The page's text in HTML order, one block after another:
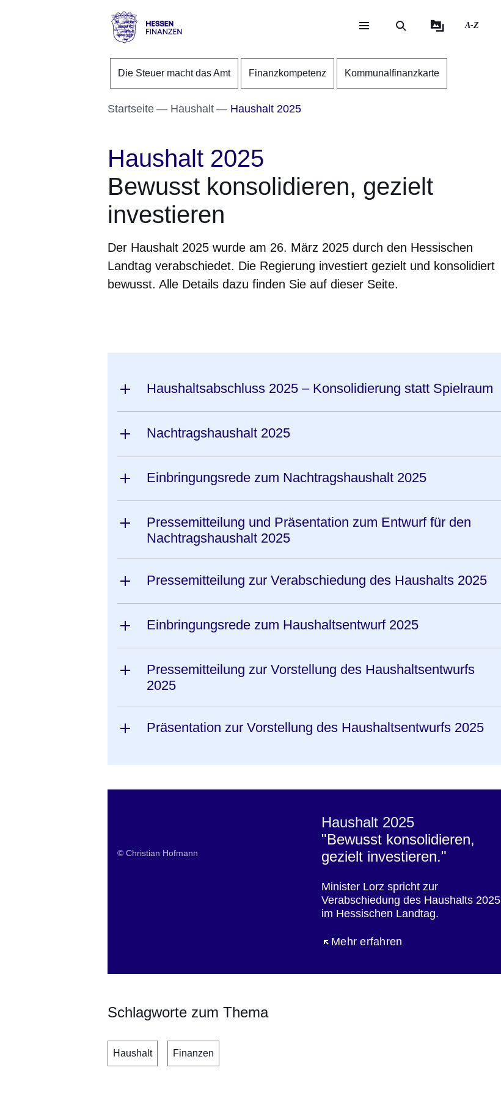
Direkt zum Kopf der Seite
Direkt zum Inhalt
Direkt zum Fuß der Seite
Finanzen
A-Z
Die Steuer macht das Amt Finanzkompetenz Kommunalfinanzkarte
Startseite Haushalt Haushalt 2025
Haushalt 2025
Bewusst konsolidieren, gezielt
investieren
Der Haushalt 2025 wurde am 26. März 2025 durch den Hessischen
Landtag verabschiedet. Die Regierung investiert gezielt und konsolidiert
bewusst. Alle Details dazu finden Sie auf dieser Seite.
Haushaltsabschluss 2025 – Konsolidierung statt Spielraum
Nachtragshaushalt 2025
Einbringungsrede zum Nachtragshaushalt 2025
Pressemitteilung und Präsentation zum Entwurf für den
Nachtragshaushalt 2025
Pressemitteilung zur Verabschiedung des Haushalts 2025
Einbringungsrede zum Haushaltsentwurf 2025
Pressemitteilung zur Vorstellung des Haushaltsentwurfs
2025
Präsentation zur Vorstellung des Haushaltsentwurfs 2025
© Christian Hofmann
Haushalt 2025
"Bewusst konsolidieren,
gezielt investieren."
Minister Lorz spricht zur
Verabschiedung des Haushalts 2025
im Hessischen Landtag.
Mehr erfahren
Öffnet sich in einem neuen Fenster
Schlagworte zum Thema
Haushalt Finanzen